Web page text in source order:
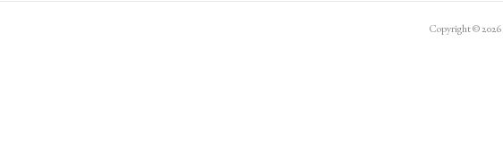
Copyright ©2026